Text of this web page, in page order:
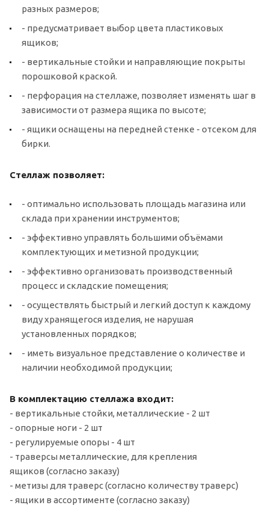
разных размеров;
- предусматривает выбор цвета пластиковых
ящиков;
- вертикальные стойки и направляющие покрыты
порошковой краской.
- перфорация на стеллаже, позволяет изменять шаг в
зависимости от размера ящика по высоте;
- ящики оснащены на передней стенке - отсеком для
бирки.
Стеллаж позволяет:
- оптимально использовать площадь магазина или
склада при хранении инструментов;
- эффективно управлять большими объёмами
комплектующих и метизной продукции;
- эффективно организовать производственный
процесс и складские помещения;
- осуществлять быстрый и легкий доступ к каждому
виду хранящегося изделия, не нарушая
установленных порядков;
- иметь визуальное представление о количестве и
наличии необходимой продукции;
В комплектацию стеллажа входит:
- вертикальные стойки, металлические - 2 шт
- опорные ноги - 2 шт
- регулируемые опоры - 4 шт
- траверсы металлические, для крепления
ящиков (согласно заказу)
- метизы для траверс (согласно количеству траверс)
- ящики в ассортименте (согласно заказу)